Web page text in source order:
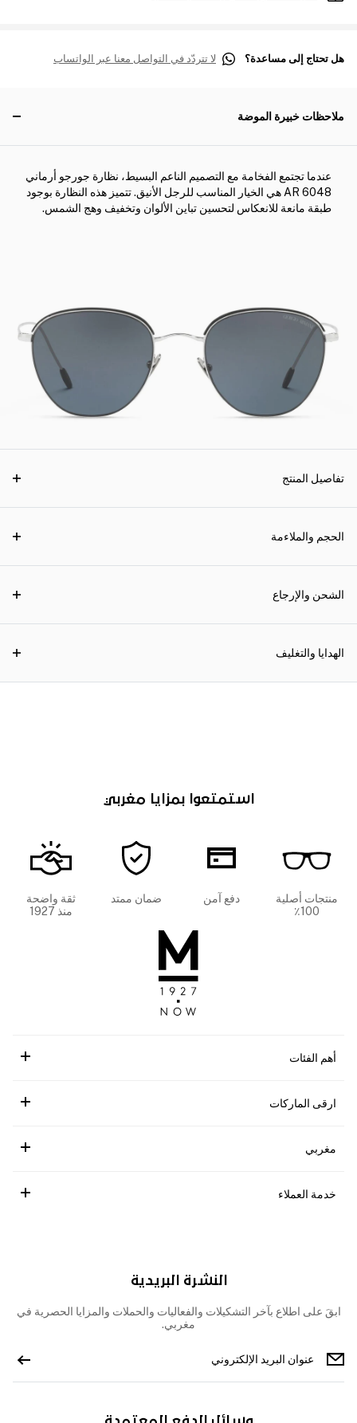
هل تحتاج إلى مساعدة؟ لا تتردّد في التواصل معنا عبر الواتساب
ملاحظات خبيرة الموضة
عندما تجتمع الفخامة مع التصميم الناعم البسيط، نظارة جورجو أرماني
AR 6048 هي الخيار المناسب للرجل الأنيق. تتميز هذه النظارة بوجود
طبقة مانعة للانعكاس لتحسين تباين الألوان وتخفيف وهج الشمس.
تفاصيل المنتج
الحجم والملاءمة
الشحن والإرجاع
الهدايا والتغليف
استمتعوا بمزايا مغربي
منتجات أصلية
100٪
دفع آمن ضمان ممتد
ثقة واضحة
منذ 1927
أهم الفئات
ارقى الماركات
مغربي
خدمة العملاء
النشرة البريدية
ابقَ على اطلاع بآخر التشكيلات والفعاليات والحملات والمزايا الحصرية في
مغربي.